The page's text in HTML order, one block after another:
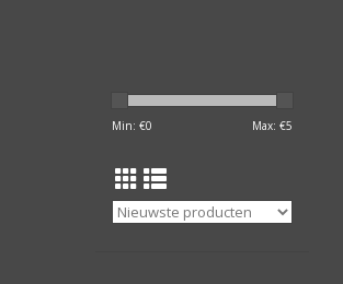
Min: €0 Max: €5